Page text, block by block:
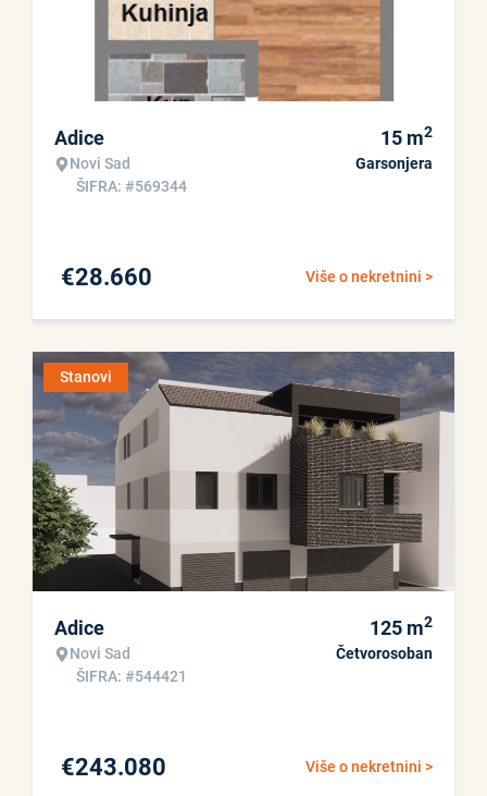
Adice
Novi Sad
ŠIFRA: #569344
15 m2
Garsonjera
Više o nekretnini >
€28.660
Stanovi
Adice
Novi Sad
ŠIFRA: #544421
125 m2
Četvorosoban
Više o nekretnini >
€243.080